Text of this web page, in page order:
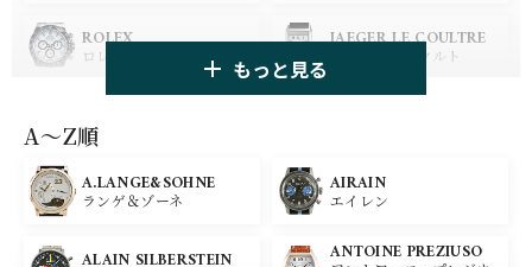
ROLEX
ロレックス
JAEGER LE COULTRE
ジャガー・ルクルト
パネライ
OMEGA
オメガ
BREGUET
ブレゲ
BLANCPAIN BREITLING
もっと見る
A〜Z順
A.LANGE&SOHNE
ランゲ＆ゾーネ
AIRAIN
エイレン
ALAIN SILBERSTEIN ANTOINE PREZIUSO